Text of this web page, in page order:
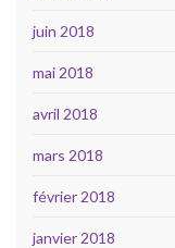
juin 2018
mai 2018
avril 2018
mars 2018
février 2018
janvier 2018